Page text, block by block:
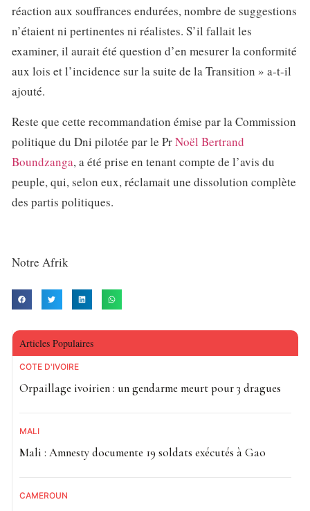
réaction aux souffrances endurées, nombre de suggestions
n’étaient ni pertinentes ni réalistes. S’il fallait les
examiner, il aurait été question d’en mesurer la conformité
aux lois et l’incidence sur la suite de la Transition » a-t-il
ajouté.
Reste que cette recommandation émise par la Commission
politique du Dni pilotée par le PrNoël Bertrand
Boundzanga, a été prise en tenant compte de l’avis du
peuple, qui, selon eux, réclamait une dissolution complète
des partis politiques.
Notre Afrik
Articles Populaires
CÔTE D'IVOIRE
Orpaillage ivoirien : un gendarme meurt pour 3 dragues
MALI
Mali : Amnesty documente 19 soldats exécutés à Gao
CAMEROUN